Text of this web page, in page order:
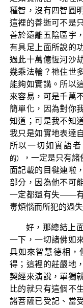
種智，沒有四智圓
這裡的善逝可不是
善於遠離五陰區宇
有具足上面所說的
過此十萬億恆河沙
幾乘法輪？祂住世
能夠如實講。所以
來容易，可是千萬
簡單化，因為對你
知道；可是我不知
我只是如實地表達
所以一切如實語
的）
，一定是只有
面記載的目犍連啦
部分，因為他不可
一定都還有失——有
毒煩惱而所犯的過失
好，那總結上
一下，一切諸佛如
具如來智慧德相，
得；這裡的莊嚴地
契經來演說，單獨
比的就只有這個不
諸菩薩已受記、當